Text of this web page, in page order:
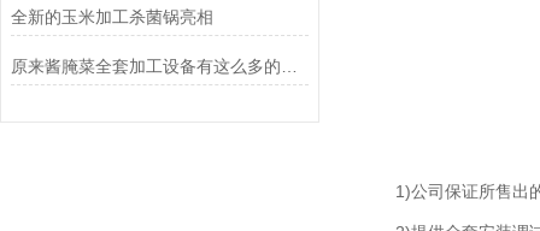
全新的玉米加工杀菌锅亮相
1)公司保证所售出的